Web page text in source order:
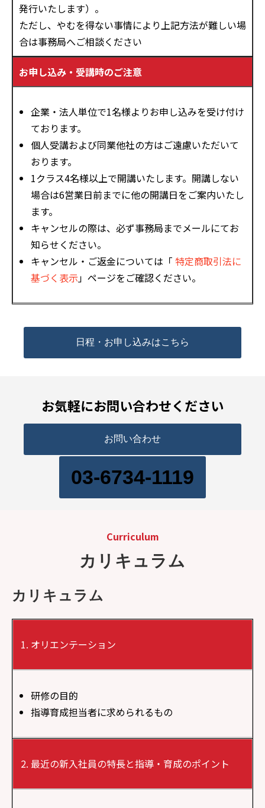
発行いたします）。
ただし、やむを得ない事情により上記方法が難しい場
合は事務局へご相談ください
お申し込み・受講時のご注意
企業・法人単位で1名様よりお申し込みを受け付け
ております。
個人受講および同業他社の方はご遠慮いただいて
おります。
1クラス4名様以上で開講いたします。開講しない
場合は6営業日前までに他の開講日をご案内いたし
ます。
キャンセルの際は、必ず事務局までメールにてお
知らせください。
キャンセル・ご返金については「 特定商取引法に
基づく表示」ページをご確認ください。
日程・お申し込みはこちら
お気軽にお問い合わせください
お問い合わせ
03-6734-1119
Curriculum
カリキュラム
カリキュラム
オリエンテーション
研修の目的
指導育成担当者に求められるもの
最近の新入社員の特長と指導・育成のポイント